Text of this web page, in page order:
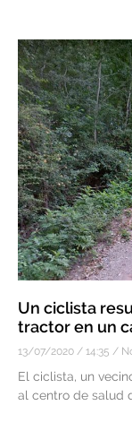
Un ciclista
tractor en un
13/07/2020 14:35
El ciclista, un
al centro de salud